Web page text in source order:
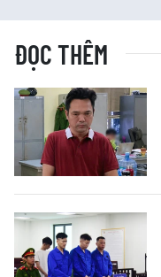
ĐỌC THÊM